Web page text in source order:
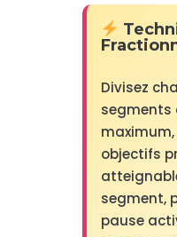
Divisez
segments
objectifs
segment,
pause